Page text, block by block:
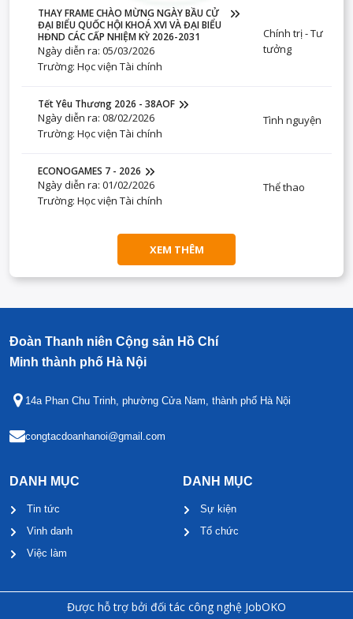
THAY FRAME CHÀO MỪNG NGÀY BẦU CỬ
ĐẠI BIỂU QUỐC HỘI KHOÁ XVI VÀ ĐẠI BIỂU
HĐND CÁC CẤP NHIỆM KỲ 2026-2031
Ngày diễn ra: 05/03/2026
Trường: Học viện Tài chính
Chính trị - Tư
tưởng
Tết Yêu Thương 2026 - 38AOF
Ngày diễn ra: 08/02/2026
Trường: Học viện Tài chính
Tình nguyện
ECONOGAMES 7 - 2026
Ngày diễn ra: 01/02/2026
Trường: Học viện Tài chính
Thể thao
XEM THÊM
Đoàn Thanh niên Cộng sản Hồ Chí
Minh thành phố Hà Nội
14a Phan Chu Trinh, phường Cửa Nam, thành phố Hà Nội
congtacdoanhanoi@gmail.com
DANH MỤC
Tin tức
Vinh danh
Việc làm
DANH MỤC
Sự kiện
Tổ chức
Được hỗ trợ bởi đối tác công nghệ JobOKO